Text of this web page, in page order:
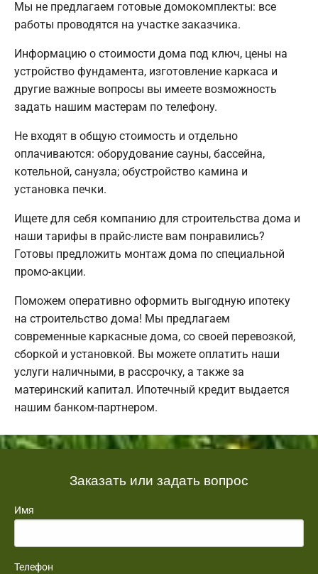
Мы не предлагаем готовые домокомплекты: все
работы проводятся на участке заказчика.
Информацию о стоимости дома под ключ, цены на
устройство фундамента, изготовление каркаса и
другие важные вопросы вы имеете возможность
задать нашим мастерам по телефону.
Не входят в общую стоимость и отдельно
оплачиваются: оборудование сауны, бассейна,
котельной, санузла; обустройство камина и
установка печки.
Ищете для себя компанию для строительства дома и
наши тарифы в прайс-листе вам понравились?
Готовы предложить монтаж дома по специальной
промо-акции.
Поможем оперативно оформить выгодную ипотеку
на строительство дома! Мы предлагаем
современные каркасные дома, со своей перевозкой,
сборкой и установкой. Вы можете оплатить наши
услуги наличными, в рассрочку, а также за
материнский капитал. Ипотечный кредит выдается
нашим банком-партнером.
Заказать или задать вопрос
Имя
Телефон